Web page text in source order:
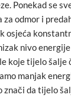
Ponekad se
za odmor i
osjeća
nivo
koje tijelo šalje
manjak
znači da tijelo